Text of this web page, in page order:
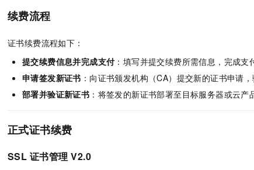
续费流程
证书续费流程如下：
提交续费信息并完成支付：填写并提交续费所需信息，完成支
申请签发新证书 ：向证书颁发机构（CA）提交新的证书申请
部署并验证新证书 ：将签发的新证书部署至目标服务器或云产
正式证书续费
SSL 证书管理 V2.0
10 分钟在聊天系统中增加一个 AI 助手